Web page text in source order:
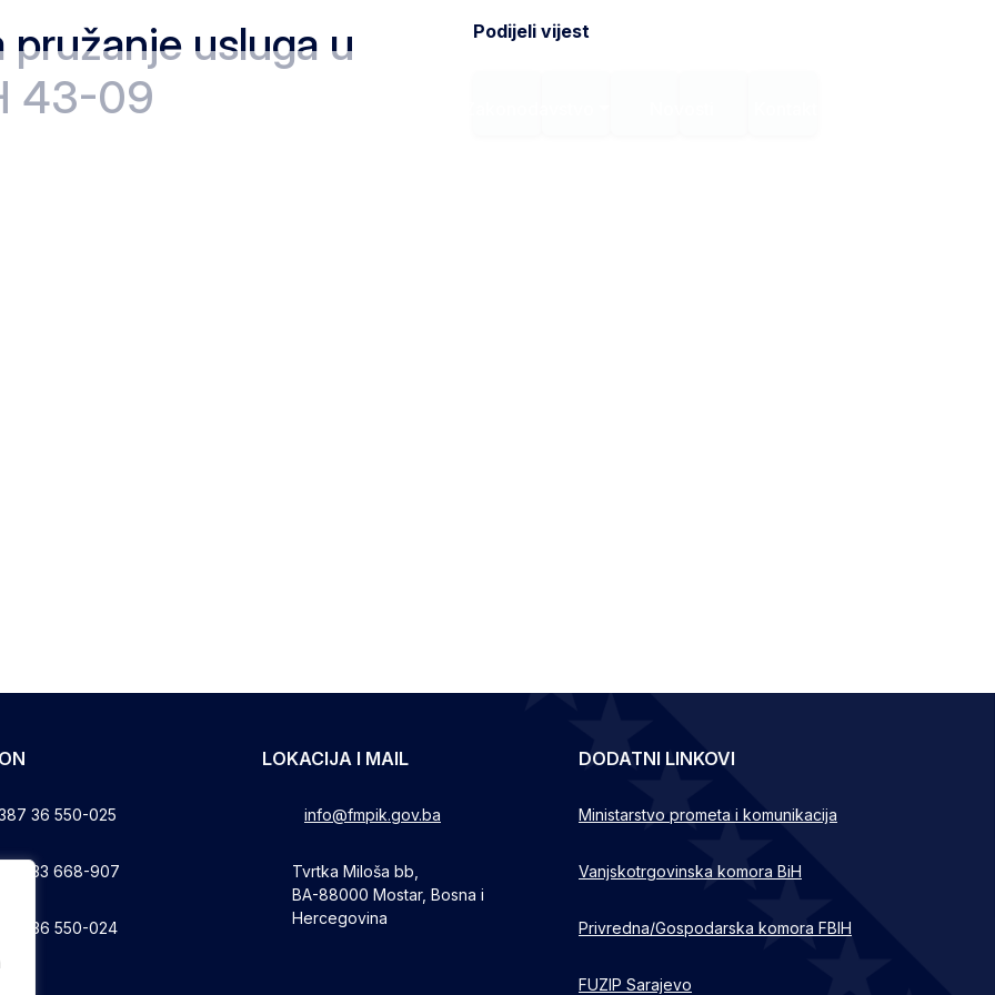
usluga u
43-09
Podijeli vijest
36 550-025
33 668-907
36 550-024
LOKACIJA I MAIL
info@fmpik.gov.ba
Tvrtka Miloša bb,
BA-88000 Mostar, Bosna i
Hercegovina
DODATNI LINKOVI
Ministarstvo prometa i komunikacija
Vanjskotrgovinska komora BiH
Privredna/Gospodarska komora FBIH
FUZIP Sarajevo